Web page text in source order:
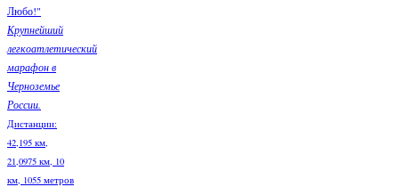
Любо!"
Крупнейший
легкоатлетический
марафон в
Черноземье
России.
Дистанции:
42,195 км,
21,0975 км, 10
км, 1055 метров